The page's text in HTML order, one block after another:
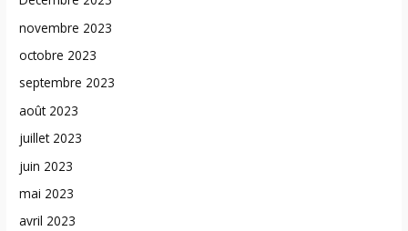
novembre 2023
octobre 2023
septembre 2023
août 2023
juillet 2023
juin 2023
mai 2023
avril 2023